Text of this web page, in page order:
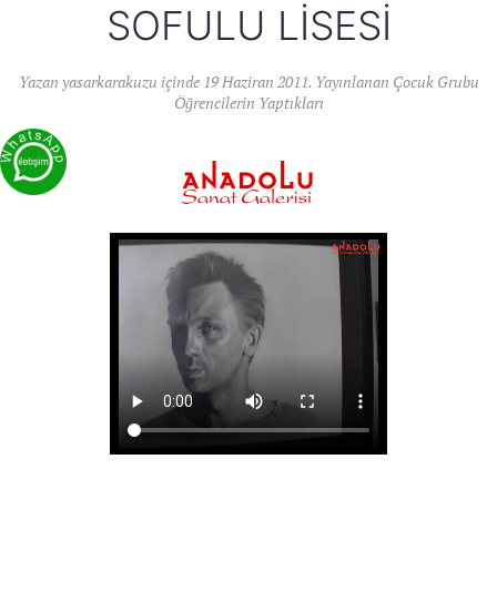
SOFULU LISESI
Yazan yasarkarakuzu içinde 19 Haziran 2011. Yayınlanan Çocuk Grubu
Öğrencilerin Yaptıkları